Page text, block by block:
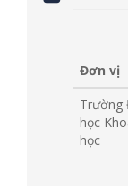
Đơn vị
Trường
học
học